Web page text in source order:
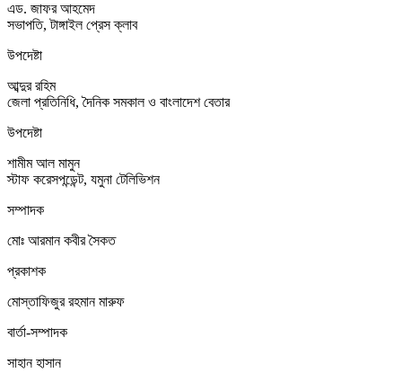
এড. জাফর আহমেদ
সভাপতি, টাঙ্গাইল প্রেস ক্লাব
উপদেষ্টা
আব্দুর রহিম
জেলা প্রতিনিধি, দৈনিক সমকাল ও বাংলাদেশ বেতার
উপদেষ্টা
শামীম আল মামুন
স্টাফ করেসপন্ডেন্ট, যমুনা টেলিভিশন
সম্পাদক
মোঃ আরমান কবীর সৈকত
প্রকাশক
মোস্তাফিজুর রহমান মারুফ
বার্তা-সম্পাদক
সাহান হাসান